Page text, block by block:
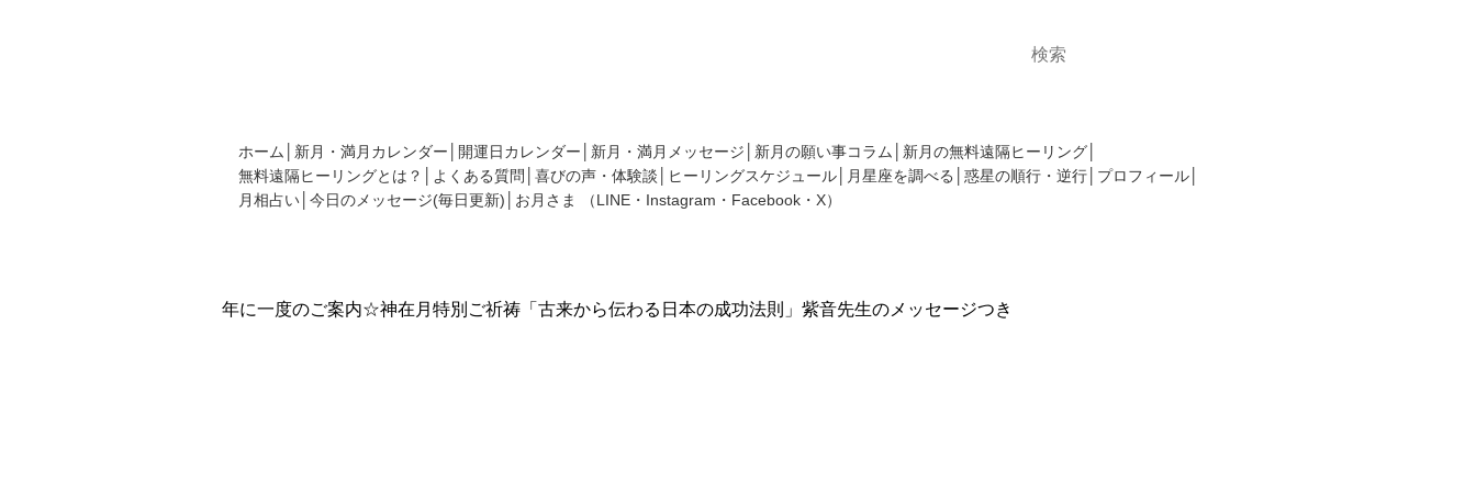
ホーム 新月・満月カレンダー 開運日カレンダー 新月・満月メッセージ 新月の願い事コラム
新月の無料遠隔ヒーリング
無料遠隔ヒーリングとは？
よくある質問 喜びの声・体験談 ヒーリングスケジュール 月星座を調べる 惑星の順行・逆行
プロフィール
月相占い 今日のメッセージ(毎日更新) お月さま （LINE ・ Instagram ・ Facebook ・ X）
年に一度のご案内☆神在月特別ご祈祷「古来から伝わる日本の成功法則」紫音先生のメッセージつき